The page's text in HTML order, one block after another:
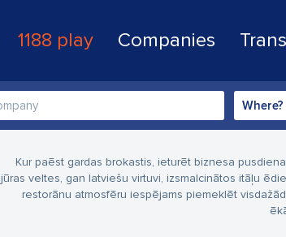
1188 play Companies
Where?
Kur paēst gardas brokastis, ieturēt biznesa
jūras veltes, gan latviešu virtuvi, izsmalcinātos itāļu
restorānu atmosfēru iespējams piemeklēt